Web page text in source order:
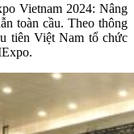
Vietnam 2024: Nâng
toàn cầu. Theo thông
tiên Việt Nam tổ chức